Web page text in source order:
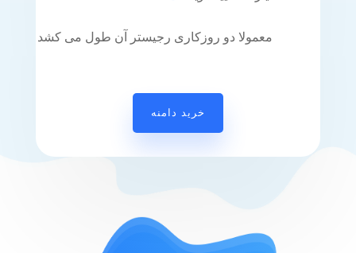
معمولا دو روزکاری رجیستر آن طول می کشد
خرید دامنه